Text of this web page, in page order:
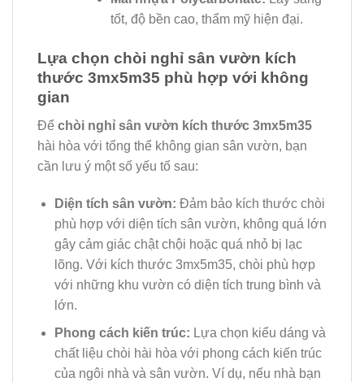
tốt, độ bền cao, thẩm mỹ hiện đại.
Lựa chọn chòi nghỉ sân vườn kích
thước 3mx5m35 phù hợp với không
gian
Để chòi nghỉ sân vườn kích thước 3mx5m35
hài hòa với tổng thể không gian sân vườn, bạn
cần lưu ý một số yếu tố sau:
Diện tích sân vườn: Đảm bảo kích thước chòi
phù hợp với diện tích sân vườn, không quá lớn
gây cảm giác chật chội hoặc quá nhỏ bị lạc
lõng. Với kích thước 3mx5m35, chòi phù hợp
với những khu vườn có diện tích trung bình và
lớn.
Phong cách kiến trúc: Lựa chọn kiểu dáng và
chất liệu chòi hài hòa với phong cách kiến trúc
của ngôi nhà và sân vườn. Ví dụ, nếu nhà bạn